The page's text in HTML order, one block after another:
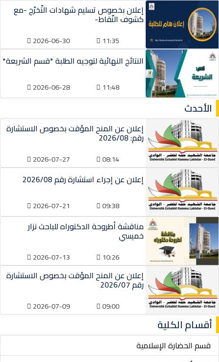
إعلان بخصوص تسليم شهادات التّخرّج -مع
كشوف النّقاط-
11:35
2026-06-30
النتائج النهائية لتوجيه الطلبة *قسم الشريعة*
11:48
2026-06-28
الأحدث
إعلان عن المنح المؤقت بخصوص الاستشارة
رقم: 2026/08
08:14
2026-07-27
إعلان عن إجراء استشارة رقم 2026/08
09:38
2026-07-21
مناقشة أطروحة الدكتوراه للباحث نزار
خميسي
10:26
2026-07-13
إعلان عن المنح المؤقت بخصوص الاستشارة
رقم 2026/07
09:00
2026-07-09
أقسام الكلية
قسم الحضارة الإسلامية